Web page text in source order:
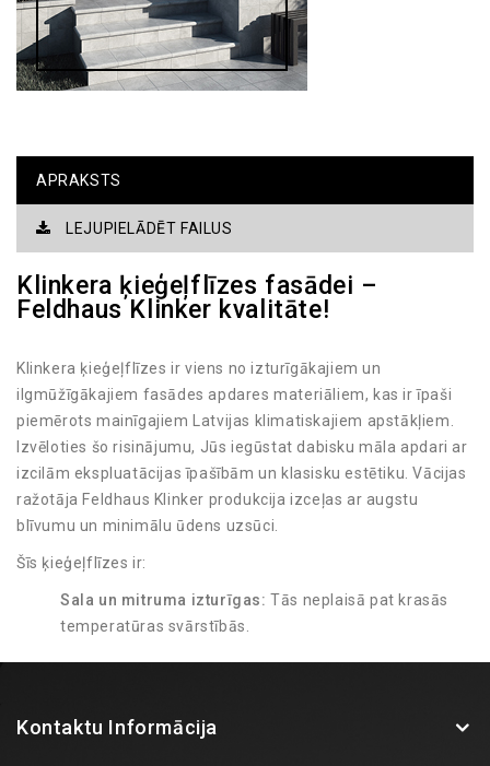
APRAKSTS
LEJUPIELĀDĒT FAILUS
Klinkera ķieģeļflīzes fasādei –
Feldhaus Klinker kvalitāte!
Klinkera ķieģeļflīzes ir viens no izturīgākajiem un
ilgmūžīgākajiem fasādes apdares materiāliem, kas ir īpaši
piemērots mainīgajiem Latvijas klimatiskajiem apstākļiem.
Izvēloties šo risinājumu, Jūs iegūstat dabisku māla apdari ar
izcilām ekspluatācijas īpašībām un klasisku estētiku. Vācijas
ražotāja Feldhaus Klinker produkcija izceļas ar augstu
blīvumu un minimālu ūdens uzsūci.
Šīs ķieģeļflīzes ir:
Sala un mitruma izturīgas: Tās neplaisā pat krasās
temperatūras svārstībās.
pārkrāsošana vai speciāla apkope.
Kontaktu Informācija